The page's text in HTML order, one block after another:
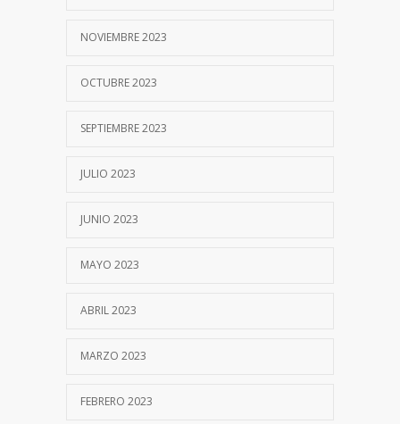
NOVIEMBRE 2023
OCTUBRE 2023
SEPTIEMBRE 2023
JULIO 2023
JUNIO 2023
MAYO 2023
ABRIL 2023
MARZO 2023
FEBRERO 2023